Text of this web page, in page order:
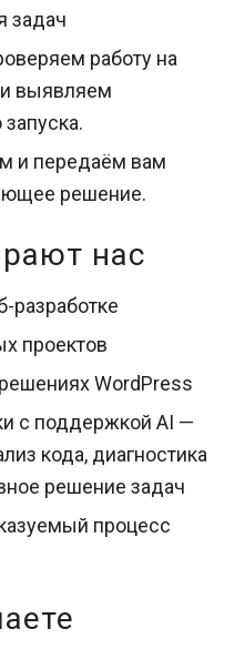
задач
работу на
и выявляем
и передаём вам
решение.
нас
разработке
проектов
WordPress
с поддержкой AI —
кода, диагностика
решение задач
процесс